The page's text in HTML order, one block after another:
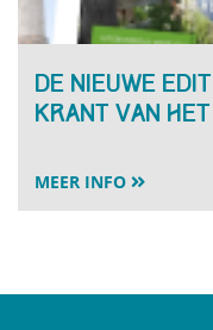
De nieuwe
krant van het
MEER INFO